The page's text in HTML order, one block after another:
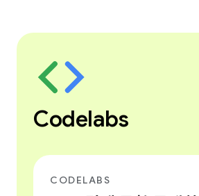
Codelabs
CODELABS